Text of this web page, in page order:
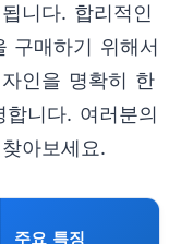
니다. 합리적인
구매하기 위해서
인을 명확히 한
니다. 여러분의
아보세요.
주요 특징